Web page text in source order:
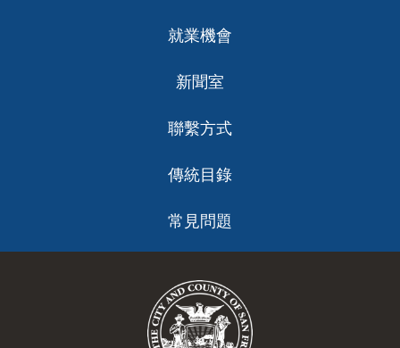
就業機會
新聞室
聯繫方式
傳統目錄
常見問題